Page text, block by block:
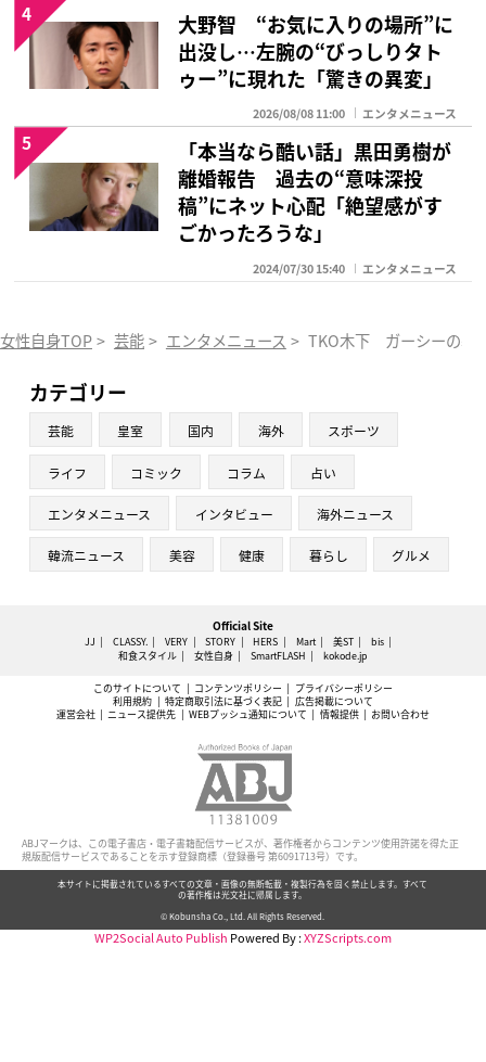
大野智 “お気に入りの場所”に
出没し…左腕の“びっしりタト
ゥー”に現れた「驚きの異変」
2026/08/08 11:00 エンタメニュース
4
「本当なら酷い話」黒田勇樹が
離婚報告 過去の“意味深投
稿”にネット心配「絶望感がす
ごかったろうな」
2024/07/30 15:40 エンタメニュース
5
女性自身TOP > 芸能 > エンタメニュース > TKO木下 ガーシーの暴
カテゴリー
芸能 皇室 国内 海外 スポーツ
ライフ コミック コラム 占い
エンタメニュース インタビュー 海外ニュース
韓流ニュース 美容 健康 暮らし グルメ
Official Site
JJ CLASSY. VERY STORY HERS Mart 美ST
bis
和食スタイル
女性自身 SmartFLASH kokode.jp
このサイトについて コンテンツポリシー
プライバシーポリシー
利用規約
特定商取引法に基づく表記
広告掲載について
運営会社
ニュース提供先 WEBプッシュ通知について 情報提供 お問い合わせ
ABJマークは、この電子書店・電子書籍配信サービスが、著作権者からコンテンツ使用許諾を得た正
規版配信サービスであることを示す登録商標（登録番号 第6091713号）です。
本サイトに掲載されているすべての文章・画像の無断転載・複製行為を固く禁止します。すべて
の著作権は光文社に帰属します。
© Kobunsha Co., Ltd. All Rights Reserved.
WP2Social Auto Publish Powered By :XYZScripts.com